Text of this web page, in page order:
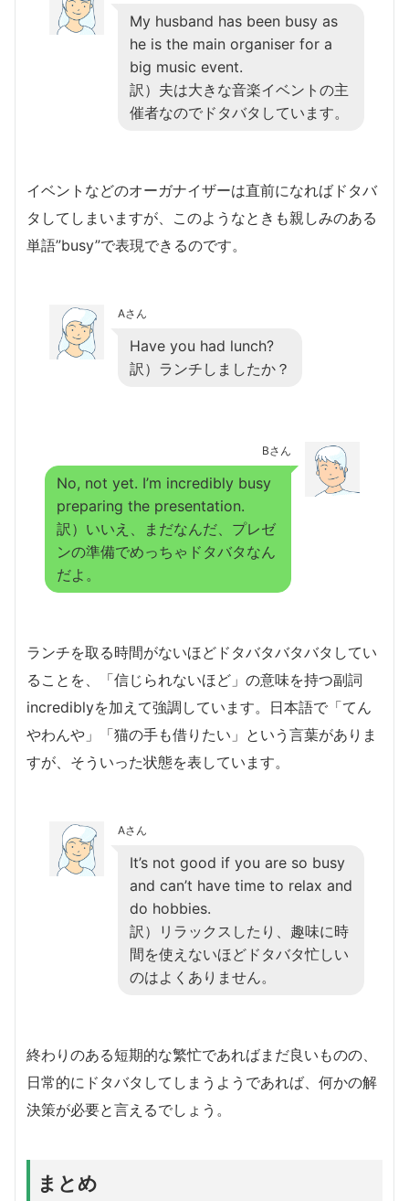
My husband has been busy as
he is the main organiser for a
big music event.
訳）夫は大きな音楽イベントの主
催者なのでドタバタしています。
イベントなどのオーガナイザーは直前になればドタバ
タしてしまいますが、このようなときも親しみのある
単語”busy”で表現できるのです。
Aさん
Have you had lunch?
訳）ランチしましたか？
Bさん
No, not yet. I’m incredibly busy
preparing the presentation.
訳）いいえ、まだなんだ、プレゼ
ンの準備でめっちゃドタバタなん
だよ。
ランチを取る時間がないほどドタバタバタバタしてい
ることを、「信じられないほど」の意味を持つ副詞
incrediblyを加えて強調しています。日本語で「てん
やわんや」「猫の手も借りたい」という言葉がありま
すが、そういった状態を表しています。
Aさん
It’s not good if you are so busy
and can’t have time to relax and
do hobbies.
訳）リラックスしたり、趣味に時
間を使えないほどドタバタ忙しい
のはよくありません。
終わりのある短期的な繁忙であればまだ良いものの、
日常的にドタバタしてしまうようであれば、何かの解
決策が必要と言えるでしょう。
まとめ